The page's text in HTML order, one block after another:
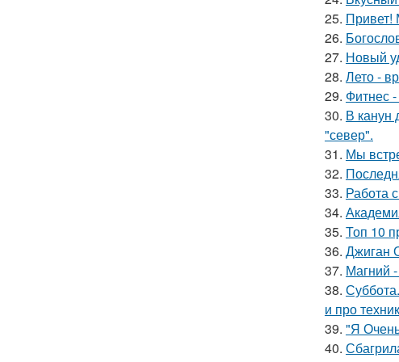
25. Привет!
26.
27. Новый
28. Лето -
29. Фитнес
30. В канун
"север".
31. Мы
32.
33. Работа
34.
35. Топ 10
36. Джиган
37. Магний
38.
и про
39. "Я
40.